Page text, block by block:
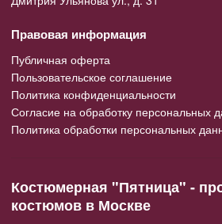
Правовая информация
Публичная оферта
Пользовательское соглашение
Политика конфиденциальности
Согласие на обработку персональных
Политика обработки персональных
Костюмерная "Пятница" -
костюмов в Москве